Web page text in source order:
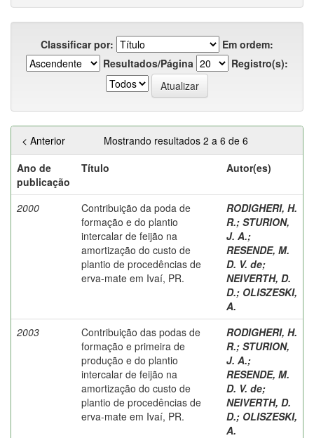
Classificar por:
Em ordem:
Resultados/Página
Registro(s):
Mostrando resultados 2 a 6 de 6
< Anterior
Ano de
publicação
Título Autor(es)
2000
Contribuição da poda de
formação e do plantio
intercalar de feijão na
amortização do custo de
plantio de procedências de
erva-mate em Ivaí, PR.
RODIGHERI, H.
R.; STURION,
J. A.;
RESENDE, M.
D. V. de;
NEIVERTH, D.
D.; OLISZESKI,
A.
2003
Contribuição das podas de
formação e primeira de
produção e do plantio
intercalar de feijão na
amortização do custo de
plantio de procedências de
erva-mate em Ivaí, PR.
RODIGHERI, H.
R.; STURION,
J. A.;
RESENDE, M.
D. V. de;
NEIVERTH, D.
D.; OLISZESKI,
A.